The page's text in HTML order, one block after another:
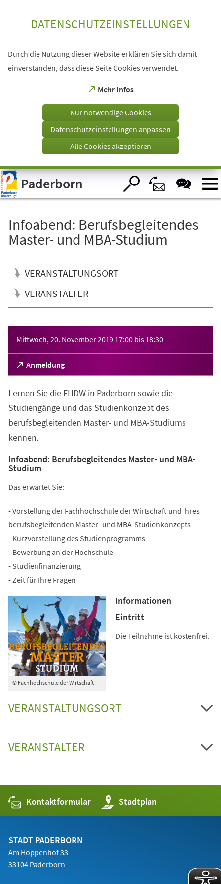
Visuelle
Assistenzsoftware
öffnen.
DATENSCHUTZEINSTELLUNGEN
Durch die Nutzung dieser Website erklären Sie sich damit
einverstanden, dass diese Seite Cookies verwendet.
Mehr Infos
(Öffnet
einem
Tab)
Nur notwendige Cookies
Datenschutzeinstellungen anpassen
Alle Cookies akzeptieren
Paderborn
Infoabend: Berufsbegleitendes
Master- und MBA-Studium
VERANSTALTUNGSORT
VERANSTALTER
Mittwoch, 20. November 2019 17:00 bis 18:30
Anmeldung
(Öffnet
in
neuen
Tab)
Lernen Sie die FHDW in Paderborn sowie die
Studiengänge und das Studienkonzept des
berufsbegleitenden Master- und MBA-Studiums
kennen.
Infoabend: Berufsbegleitendes Master- und MBA-
Studium
Das erwartet Sie:
- Vorstellung der Fachhochschule der Wirtschaft und ihres
berufsbegleitenden Master- und MBA-Studienkonzepts
- Kurzvorstellung des Studienprogramms
- Bewerbung an der Hochschule
- Studienfinanzierung
- Zeit für Ihre Fragen
© Fachhochschule der Wirtschaft
Informationen
Eintritt
Die Teilnahme ist kostenfrei.
VERANSTALTUNGSORT
VERANSTALTER
Kontaktformular Stadtplan
(Öffnet
in
einem
STADT PADERBORN
Am Hoppenhof 33
33104 Paderborn